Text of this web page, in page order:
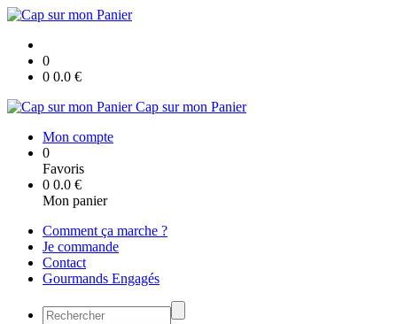
0
0 0.0 €
Cap sur mon Panier
Mon compte
0
Favoris
0 0.0 €
Mon panier
Comment ça marche ?
Je commande
Contact
Gourmands Engagés